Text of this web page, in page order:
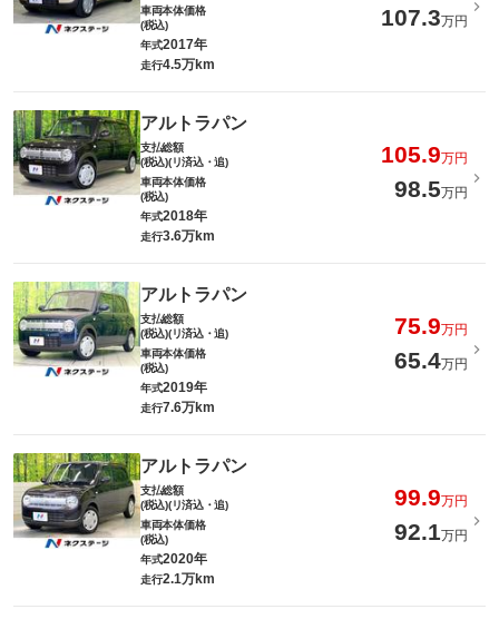
車両本体価格
(税込)
107.3万円
年式2017年
走行4.5万km
アルトラパン
支払総額
(税込)(リ済込・追)
105.9万円
車両本体価格
(税込)
98.5万円
年式2018年
走行3.6万km
アルトラパン
支払総額
(税込)(リ済込・追)
75.9万円
車両本体価格
(税込)
65.4万円
年式2019年
走行7.6万km
アルトラパン
支払総額
(税込)(リ済込・追)
99.9万円
車両本体価格
(税込)
92.1万円
年式2020年
走行2.1万km